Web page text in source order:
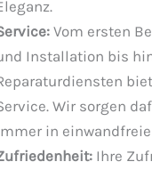
Vom ersten
Installation bis
Wir sorgen
in
Ihre